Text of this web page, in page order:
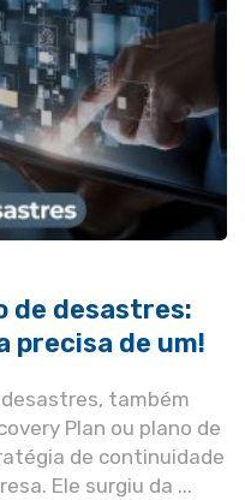
de desastres:
precisa de um!
também
Plan ou plano de
de continuidade
Ele surgiu da ...